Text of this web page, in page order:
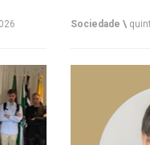
Sociedade \